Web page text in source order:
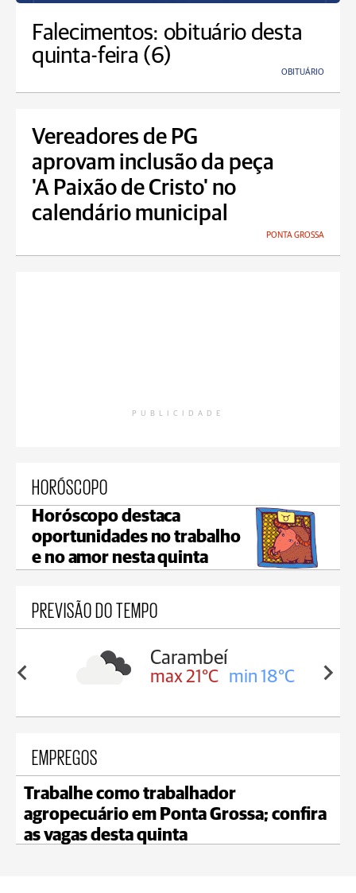
Falecimentos: obituário desta
quinta-feira (6)
OBITUÁRIO
Vereadores de PG
aprovam inclusão da peça
'A Paixão de Cristo' no
calendário municipal
PONTA GROSSA
PUBLICIDADE
HORÓSCOPO
Horóscopo destaca
oportunidades no trabalho
e no amor nesta quinta
PREVISÃO DO TEMPO
19°C
Carambeí
max 21°C min 18°C
EMPREGOS
Trabalhe como trabalhador
agropecuário em Ponta Grossa; confira
as vagas desta quinta